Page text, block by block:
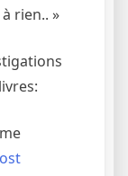
rien.. »